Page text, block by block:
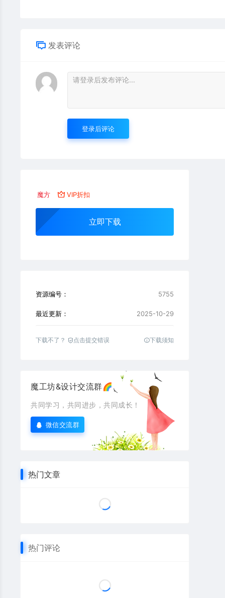
发表评论
登录后评论
魔方 VIP折扣
立即下载
资源编号： 5755
最近更新： 2025-10-29
下载不了？ 点击提交错误 下载须知
魔工坊&设计交流群🌈
共同学习，共同进步，共同成长！
微信交流群
热门文章
热门评论